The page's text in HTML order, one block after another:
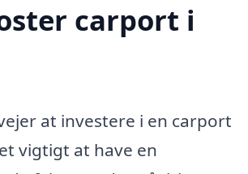
carport i
at investere i en carport
vigtigt at have en